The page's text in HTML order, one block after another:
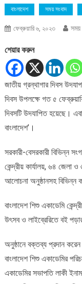
বাংলাদেশ সময় সংবাদ
ফেব্রুয়ারি ৬, ২০২৩ সময়
শেয়ার করুন
জাতীয় গ্রন্থাগার দিবস
দিবস উপলক্ষে গত ৫
দিবসটি উদযাপিত হয়েছে।
বাংলাদেশ’।
সরকারী-বেসরকারী বিভিন্ন
কেন্দ্রীয় কার্যালয়, ৬৪ জেলা
আলোচনা অনুষ্ঠানসহ বিভিন্ন
বাংলাদেশ শিশু একাডেমি
উৎসব ও লাইব্রেরিতে বই
অনুষ্ঠানে বক্তব্য প্রদান
বাংলাদেশ শিশু একাডেমির
একাডেমির সভাপতি লাকী